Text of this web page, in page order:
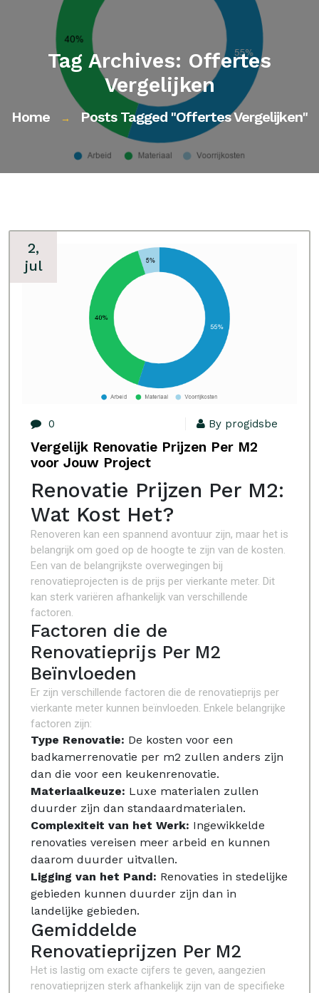
Tag Archives: Offertes
Vergelijken
Home → Posts Tagged "offertes Vergelijken"
2,
jul
0 By progidsbe
Vergelijk Renovatie Prijzen Per M2
voor Jouw Project
Renovatie Prijzen Per M2:
Wat Kost Het?
Renoveren kan een spannend avontuur zijn, maar het is
belangrijk om goed op de hoogte te zijn van de kosten.
Een van de belangrijkste overwegingen bij
renovatieprojecten is de prijs per vierkante meter. Dit
kan sterk variëren afhankelijk van verschillende
factoren.
Factoren die de
Renovatieprijs Per M2
Beïnvloeden
Er zijn verschillende factoren die de renovatieprijs per
vierkante meter kunnen beïnvloeden. Enkele belangrijke
factoren zijn:
Type Renovatie: De kosten voor een
badkamerrenovatie per m2 zullen anders zijn
dan die voor een keukenrenovatie.
Materiaalkeuze: Luxe materialen zullen
duurder zijn dan standaardmaterialen.
Complexiteit van het Werk: Ingewikkelde
renovaties vereisen meer arbeid en kunnen
daarom duurder uitvallen.
Ligging van het Pand: Renovaties in stedelijke
gebieden kunnen duurder zijn dan in
landelijke gebieden.
Gemiddelde
Renovatieprijzen Per M2
Het is lastig om exacte cijfers te geven, aangezien
renovatieprijzen sterk afhankelijk zijn van de specifieke